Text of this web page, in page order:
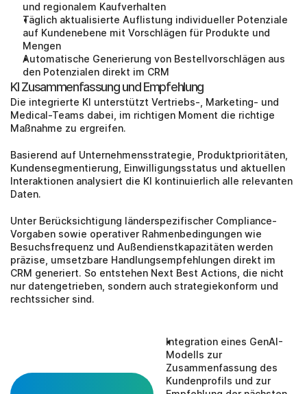
und regionalem Kaufverhalten
Täglich aktualisierte Auflistung individueller Potenziale
auf Kundenebene mit Vorschlägen für Produkte und
Mengen
Automatische Generierung von Bestellvorschlägen aus
den Potenzialen direkt im CRM
KI Zusammenfassung und Empfehlung
Die integrierte KI unterstützt Vertriebs-, Marketing- und
Medical-Teams dabei, im richtigen Moment die richtige
Maßnahme zu ergreifen.
Basierend auf Unternehmensstrategie, Produktprioritäten,
Kundensegmentierung, Einwilligungsstatus und aktuellen
Interaktionen analysiert die KI kontinuierlich alle relevanten
Daten.
Unter Berücksichtigung länderspezifischer Compliance-
Vorgaben sowie operativer Rahmenbedingungen wie
Besuchsfrequenz und Außendienstkapazitäten werden
präzise, umsetzbare Handlungsempfehlungen direkt im
CRM generiert. So entstehen Next Best Actions, die nicht
nur datengetrieben, sondern auch strategiekonform und
rechtssicher sind.
Integration eines GenAI-
Modells zur
Zusammenfassung des
Kundenprofils und zur